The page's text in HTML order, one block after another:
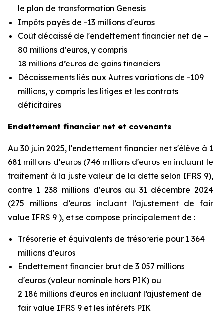
le plan de transformation Genesis
Impôts payés de -13 millions d'euros
Coût décaissé de l'endettement financier net de –
80 millions d'euros, y compris
18 millions d’euros de gains financiers
Décaissements liés aux Autres variations de -109
millions, y compris les litiges et les contrats
déficitaires
Endettement financier net et covenants
Au 30 juin 2025, l'endettement financier net s'élève à 1
681 millions d'euros (746 millions d'euros en incluant le
traitement à la juste valeur de la dette selon IFRS 9),
contre 1 238 millions d'euros au 31 décembre 2024
(275 millions d’euros incluant l’ajustement de fair
value IFRS 9 ), et se compose principalement de :
Trésorerie et équivalents de trésorerie pour 1 364
millions d'euros
Endettement financier brut de 3 057 millions
d'euros (valeur nominale hors PIK) ou
2 186 millions d'euros en incluant l’ajustement de
fair value IFRS 9 et les intérêts PIK